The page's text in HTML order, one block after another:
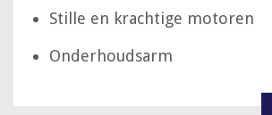
Stille en krachtige motoren
Onderhoudsarm